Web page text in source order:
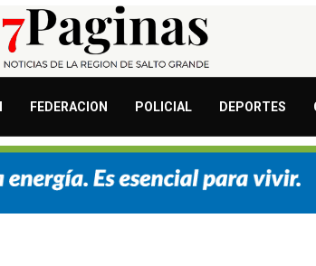
FEDERACION POLICIAL DEPORTES